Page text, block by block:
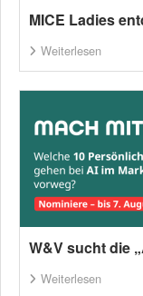
MICE Ladies
Weiterlesen
W&V sucht die
Weiterlesen